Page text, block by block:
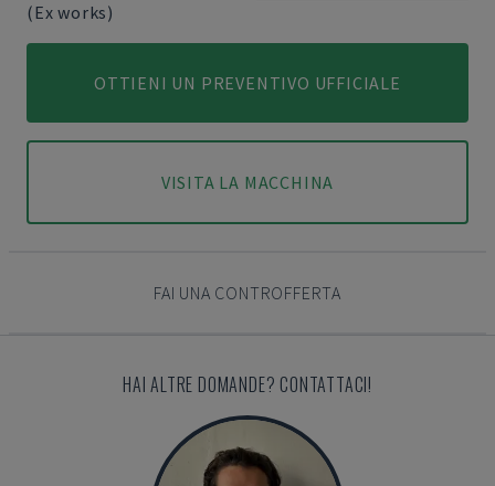
(Ex works)
OTTIENI UN PREVENTIVO UFFICIALE
VISITA LA MACCHINA
FAI UNA CONTROFFERTA
HAI ALTRE DOMANDE? CONTATTACI!